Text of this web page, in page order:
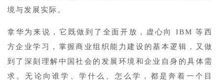
境与发展实际。
拿华为来说，它既做到了全面开放，虚心向 IBM 等西
方企业学习，掌握商业组织能力建设的基本逻辑，又做
到了深刻理解中国社会的发展环境和企业自身的具体需
求。无论向谁学、学什么、怎么学，都是奔着一个目